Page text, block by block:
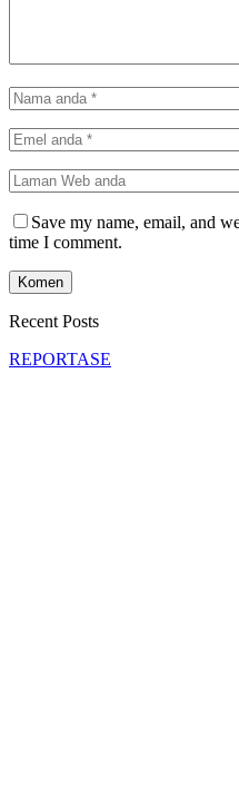
Save my name, email, and
time I comment.
Recent Posts
REPORTASE